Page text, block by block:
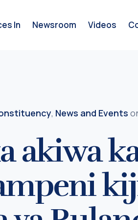
In Newsroom Videos
, News and Events
akiwa